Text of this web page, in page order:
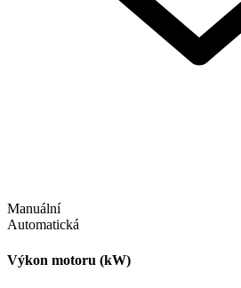
Manuální
Automatická
Výkon motoru (kW)